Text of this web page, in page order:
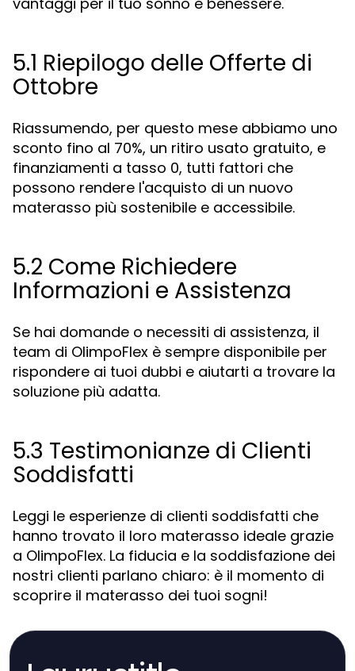
5.1 Riepilogo delle Offerte di
Ottobre
Riassumendo, per questo mese abbiamo uno
sconto fino al 70%, un ritiro usato gratuito, e
finanziamenti a tasso 0, tutti fattori che
possono rendere l'acquisto di un nuovo
materasso più sostenibile e accessibile.
5.2 Come Richiedere
Informazioni e Assistenza
Se hai domande o necessiti di assistenza, il
team di OlimpoFlex è sempre disponibile per
rispondere ai tuoi dubbi e aiutarti a trovare la
soluzione più adatta.
5.3 Testimonianze di Clienti
Soddisfatti
Leggi le esperienze di clienti soddisfatti che
hanno trovato il loro materasso ideale grazie
a OlimpoFlex. La fiducia e la soddisfazione dei
nostri clienti parlano chiaro: è il momento di
scoprire il materasso dei tuoi sogni!